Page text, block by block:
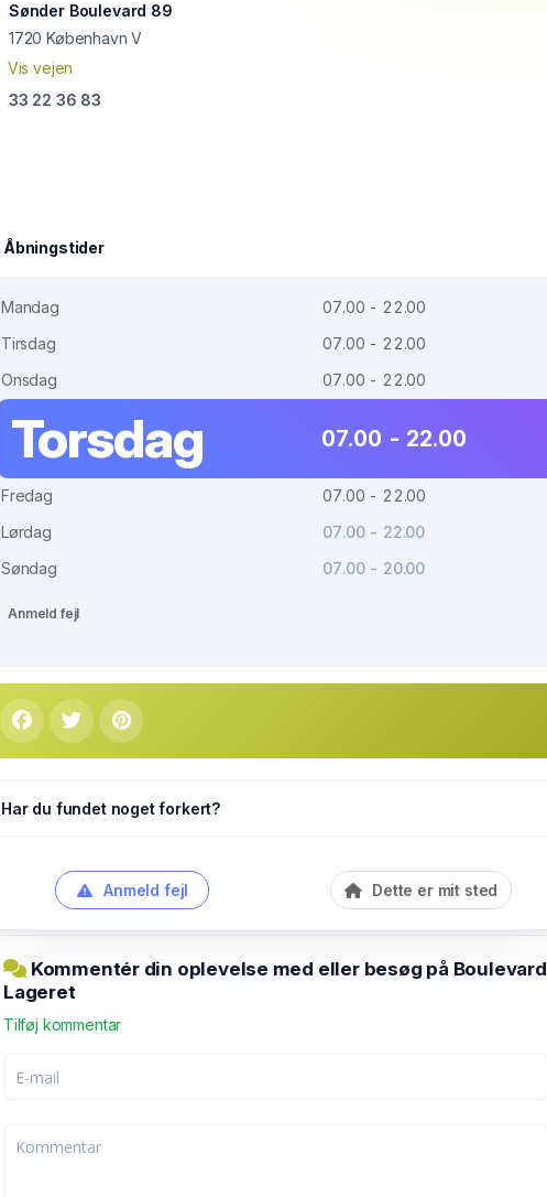
Sønder Boulevard 89
1720 København V
Vis vejen
33 22 36 83
Åbningstider
Mandag
07.00 - 22.00
Tirsdag
07.00 - 22.00
Onsdag
07.00 - 22.00
Torsdag 07.00 - 22.00
Fredag
07.00 - 22.00
Lørdag
07.00 - 22.00
Søndag
07.00 - 20.00
Anmeld fejl
Har du fundet noget forkert?
Anmeld fejl Dette er mit sted
Kommentér din oplevelse med eller besøg på Boulevard
Lageret
Tilføj kommentar